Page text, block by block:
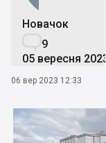
Новачок
9
05 вересня 2023
06 вер 2023 12:33